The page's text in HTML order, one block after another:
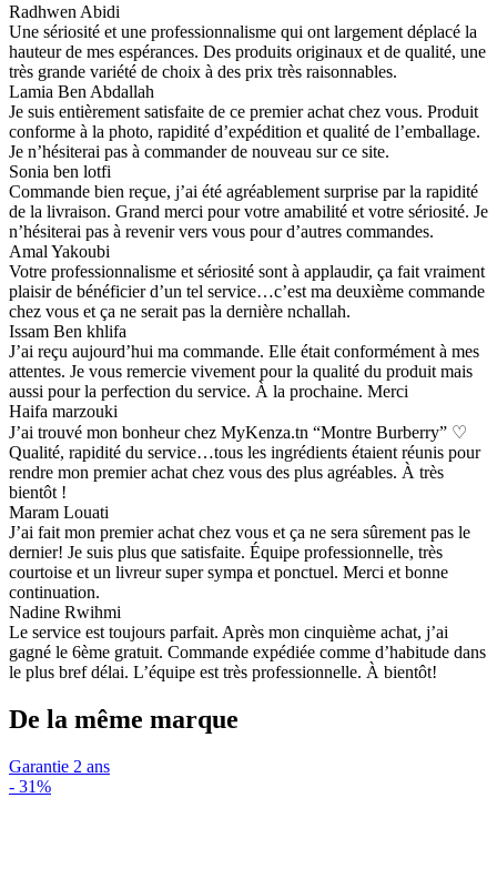
Radhwen Abidi
Une sériosité et une professionnalisme qui ont largement déplacé la
hauteur de mes espérances. Des produits originaux et de qualité, une
très grande variété de choix à des prix très raisonnables.
Lamia Ben Abdallah
Je suis entièrement satisfaite de ce premier achat chez vous. Produit
conforme à la photo, rapidité d’expédition et qualité de l’emballage.
Je n’hésiterai pas à commander de nouveau sur ce site.
Sonia ben lotfi
Commande bien reçue, j’ai été agréablement surprise par la rapidité
de la livraison. Grand merci pour votre amabilité et votre sériosité. Je
n’hésiterai pas à revenir vers vous pour d’autres commandes.
Amal Yakoubi
Votre professionnalisme et sériosité sont à applaudir, ça fait vraiment
plaisir de bénéficier d’un tel service…c’est ma deuxième commande
chez vous et ça ne serait pas la dernière nchallah.
Issam Ben khlifa
J’ai reçu aujourd’hui ma commande. Elle était conformément à mes
attentes. Je vous remercie vivement pour la qualité du produit mais
aussi pour la perfection du service. À la prochaine. Merci
Haifa marzouki
J’ai trouvé mon bonheur chez MyKenza.tn “Montre Burberry” ♡
Qualité, rapidité du service…tous les ingrédients étaient réunis pour
rendre mon premier achat chez vous des plus agréables. À très
bientôt !
Maram Louati
J’ai fait mon premier achat chez vous et ça ne sera sûrement pas le
dernier! Je suis plus que satisfaite. Équipe professionnelle, très
courtoise et un livreur super sympa et ponctuel. Merci et bonne
continuation.
Nadine Rwihmi
Le service est toujours parfait. Après mon cinquième achat, j’ai
gagné le 6ème gratuit. Commande expédiée comme d’habitude dans
le plus bref délai. L’équipe est très professionnelle. À bientôt!
De la même marque
Garantie 2 ans
- 31%